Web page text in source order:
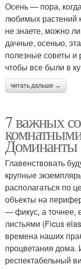
Осень — пора,
любимых растений
не знаете, можно
дачные, осенью,
полезные советы и
чтобы все были в
читать дальше →
7 важных
Доминанты
Главенствовать
крупные
располагаться по
объекты на
— фикус, а точнее,
листьями (Ficus
времена наших
процветания
респектабельный